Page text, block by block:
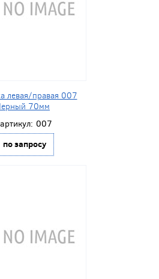
левая/правая 007
70мм
артикул: 007
по запросу